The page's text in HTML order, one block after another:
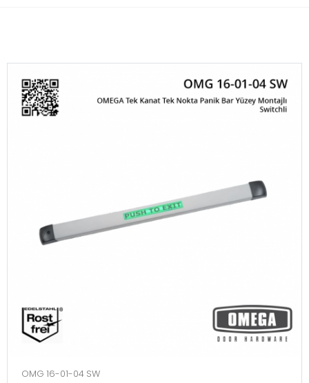
OMG 16-01-04 SW